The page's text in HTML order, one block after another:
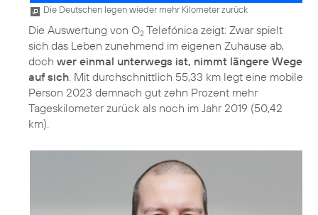
Die Deutschen legen wieder mehr Kilometer zurück
Die Auswertung von O2 Telefónica zeigt: Zwar spielt
sich das Leben zunehmend im eigenen Zuhause ab,
doch wer einmal unterwegs ist, nimmt längere Wege
auf sich. Mit durchschnittlich 55,33 km legt eine mobile
Person 2023 demnach gut zehn Prozent mehr
Tageskilometer zurück als noch im Jahr 2019 (50,42
km).